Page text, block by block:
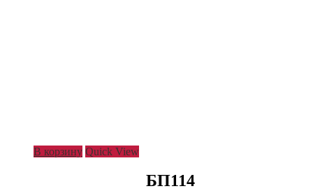
В корзину Quick View
БП114